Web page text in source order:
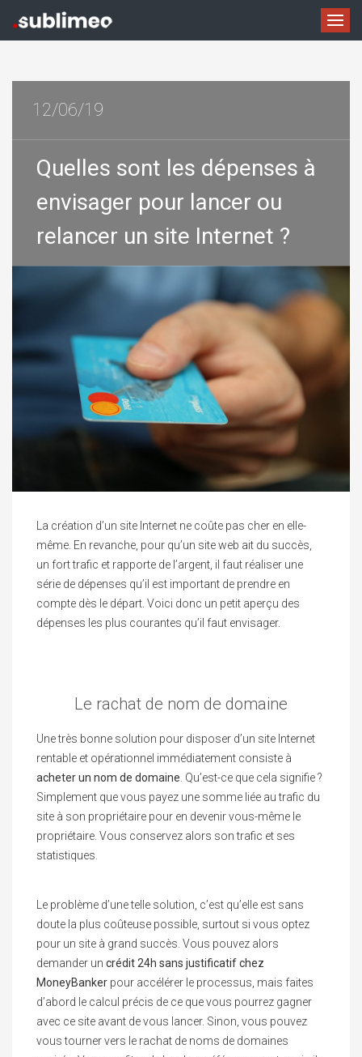
12/06/19
Quelles sont les dépenses à
envisager pour lancer ou
relancer un site Internet ?
La création d’un site Internet ne coûte pas cher en elle-
même. En revanche, pour qu’un site web ait du succès,
un fort trafic et rapporte de l’argent, il faut réaliser une
série de dépenses qu’il est important de prendre en
compte dès le départ. Voici donc un petit aperçu des
dépenses les plus courantes qu’il faut envisager.
Le rachat de nom de domaine
Une très bonne solution pour disposer d’un site Internet
rentable et opérationnel immédiatement consiste à
acheter un nom de domaine . Qu’est-ce que cela signifie ?
Simplement que vous payez une somme liée au trafic du
site à son propriétaire pour en devenir vous-même le
propriétaire. Vous conservez alors son trafic et ses
statistiques.
Le problème d’une telle solution, c’est qu’elle est sans
doute la plus coûteuse possible, surtout si vous optez
pour un site à grand succès. Vous pouvez alors
demander un crédit 24h sans justificatif chez
MoneyBanker pour accélérer le processus, mais faites
d’abord le calcul précis de ce que vous pourrez gagner
avec ce site avant de vous lancer. Sinon, vous pouvez
vous tourner vers le rachat de noms de domaines